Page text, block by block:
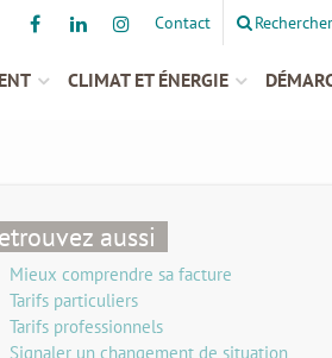
Contact Rechercher
CLIMAT ET ÉNERGIE
aussi
Mieux comprendre sa facture
Tarifs particuliers
Tarifs professionnels
Signaler un changement de situation